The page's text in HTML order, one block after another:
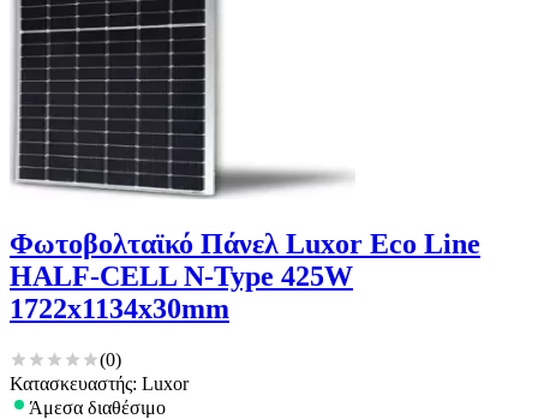
Φωτοβολταϊκό Πάνελ Luxor Eco Line
HALF-CELL N-Type 425W
1722x1134x30mm
(0)
Κατασκευαστής: Luxor
Άμεσα διαθέσιμο